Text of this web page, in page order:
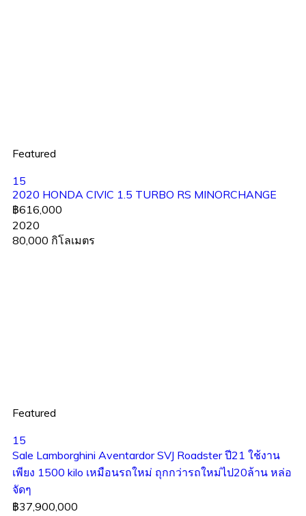
Featured
15
2020 HONDA CIVIC 1.5 TURBO RS MINORCHANGE
฿616,000
2020
80,000 กิโลเมตร
Featured
15
Sale Lamborghini Aventardor SVJ Roadster ปี21 ใช้งาน
เพียง 1500 kilo เหมือนรถใหม่ ถุกกว่ารถใหม่ไป20ล้าน หล่อ
จัดๆ
฿37,900,000